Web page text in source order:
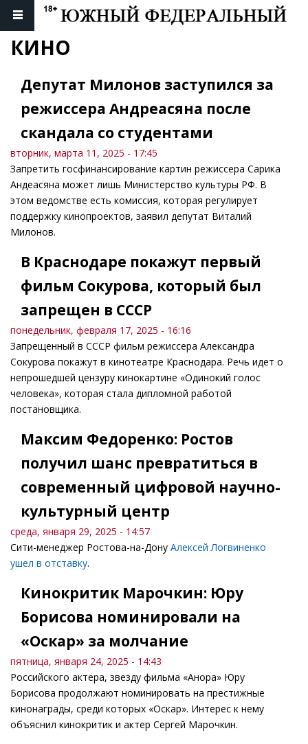
КИНО
Депутат Милонов заступился за
режиссера Андреасяна после
скандала со студентами
вторник, марта 11, 2025 - 17:45
Запретить госфинансирование картин режиссера Сарика
Андеасяна может лишь Министерство культуры РФ. В
этом ведомстве есть комиссия, которая регулирует
поддержку кинопроектов, заявил депутат Виталий
Милонов.
В Краснодаре покажут первый
фильм Сокурова, который был
запрещен в СССР
понедельник, февраля 17, 2025 - 16:16
Запрещенный в СССР фильм режиссера Александра
Сокурова покажут в кинотеатре Краснодара. Речь идет о
непрошедшей цензуру кинокартине «Одинокий голос
человека», которая стала дипломной работой
постановщика.
Максим Федоренко: Ростов
получил шанс превратиться в
современный цифровой научно-
культурный центр
среда, января 29, 2025 - 14:57
Сити-менеджер Ростова-на-Дону Алексей Логвиненко
ушел в отставку.
Кинокритик Марочкин: Юру
Борисова номинировали на
«Оскар» за молчание
пятница, января 24, 2025 - 14:43
Российского актера, звезду фильма «Анора» Юру
Борисова продолжают номинировать на престижные
кинонаграды, среди которых «Оскар». Интерес к нему
объяснил кинокритик и актер Сергей Марочкин.